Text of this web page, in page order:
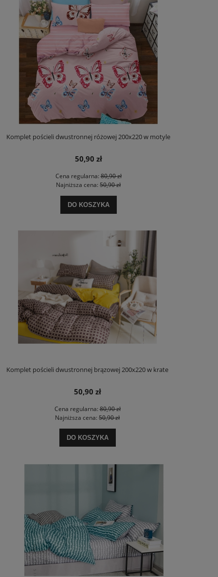
Komplet pościeli dwustronnej różowej 200x220 w motyle
50,90 zł
Cena regularna:80,90 zł
Najniższa cena: 50,90 zł
DO KOSZYKA
Komplet pościeli dwustronnej brązowej 200x220 w krate
50,90 zł
Cena regularna:80,90 zł
Najniższa cena: 50,90 zł
DO KOSZYKA